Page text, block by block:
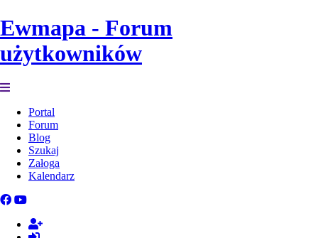
Ewmapa - Forum
użytkowników
Portal
Forum
Blog
Szukaj
Załoga
Kalendarz